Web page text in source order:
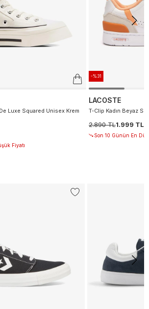
Luxe Squared Unisex Krem
Fiyatı
-%31
LACOSTE
T-Clip Kadın Beyaz
2.890 TL1.999 TL
Son 10 Günün En